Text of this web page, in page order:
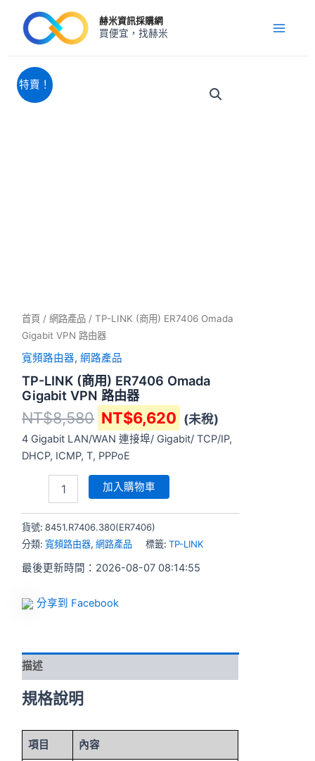
赫米資訊採購網
買便宜，找赫米
Menu
特賣！
首頁 /網路產品 / TP-LINK (商用) ER7406 Omada
Gigabit VPN 路由器
寬頻路由器,網路產品
TP-LINK (商用) ER7406 Omada
Gigabit VPN 路由器
NT$8,580 NT$6,620 (未稅)
4 Gigabit LAN/WAN 連接埠/ Gigabit/ TCP/IP,
DHCP, ICMP, T, PPPoE
TP-
LINK
(商
加入購物車
貨號:8451.R7406.380(ER7406)
分類: 寬頻路由器,網路產品 標籤:TP-LINK
最後更新時間：2026-08-07 08:14:55
分享到 Facebook
描述
規格說明
項目 內容